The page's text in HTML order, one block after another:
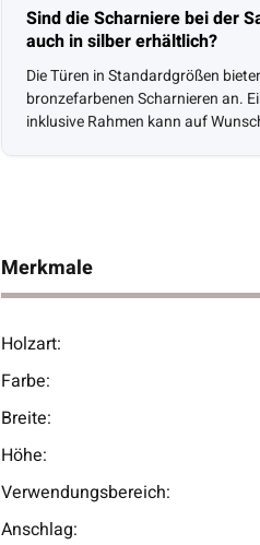
Sind die Scharniere bei der
auch in silber erhältlich?
Die Türen in Standardgrößen
bronzefarbenen Scharnieren an.
inklusive Rahmen kann auf
Merkmale
Produkteigenschaft
Wert
Holzart:
Farbe:
Breite:
Höhe:
Verwendungsbereich:
Anschlag: